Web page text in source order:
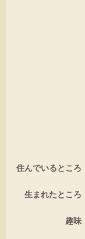
住んでいるところ
生まれたところ
趣味